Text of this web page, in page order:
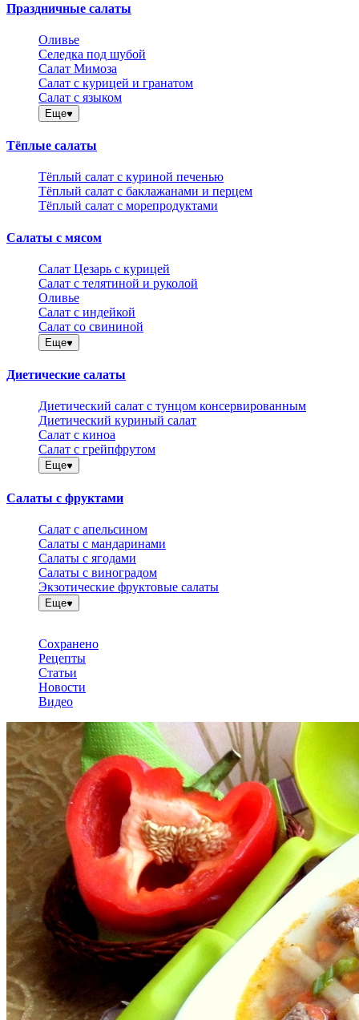
Праздничные салаты
Оливье
Селедка под шубой
Салат Мимоза
Салат с курицей и гранатом
Салат с языком
Еще
Тёплые салаты
Тёплый салат с куриной печенью
Тёплый салат с баклажанами и перцем
Тёплый салат с морепродуктами
Салаты с мясом
Салат Цезарь с курицей
Салат с телятиной и руколой
Оливье
Салат с индейкой
Салат со свининой
Еще
Диетические салаты
Диетический салат с тунцом консервированным
Диетический куриный салат
Салат с киноа
Салат с грейпфрутом
Еще
Салаты с фруктами
Салат с апельсином
Салаты с мандаринами
Салаты с ягодами
Салаты с виноградом
Экзотические фруктовые салаты
Еще
Сохранено
Рецепты
Статьи
Новости
Видео